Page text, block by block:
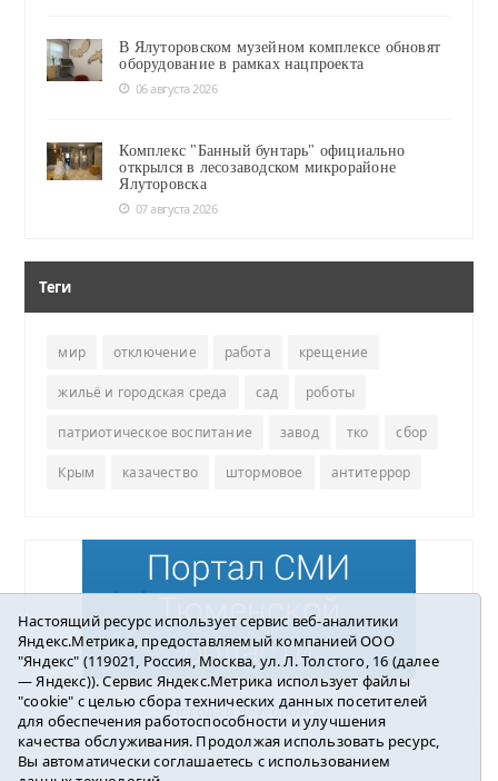
В Ялуторовском музейном комплексе обновят
оборудование в рамках нацпроекта
06 августа 2026
Комплекс "Банный бунтарь" официально
открылся в лесозаводском микрорайоне
Ялуторовска
07 августа 2026
Теги
мир отключение работа крещение
жильё и городская среда сад роботы
патриотическое воспитание завод тко сбор
Крым казачество штормовое антитеррор
Погода в Ялуторовске
Настоящий ресурс использует сервис веб-аналитики
Яндекс.Метрика, предоставляемый компанией ООО
"Яндекс" (119021, Россия, Москва, ул. Л. Толстого, 16 (далее
— Яндекс)). Сервис Яндекс.Метрика использует файлы
"cookie" с целью сбора технических данных посетителей
для обеспечения работоспособности и улучшения
качества обслуживания. Продолжая использовать ресурс,
Вы автоматически соглашаетесь с использованием